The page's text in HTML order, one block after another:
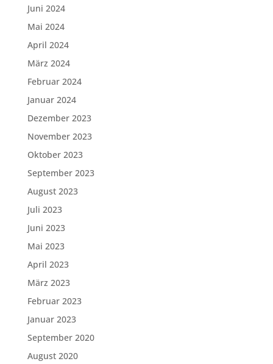
Juni 2024
Mai 2024
April 2024
März 2024
Februar 2024
Januar 2024
Dezember 2023
November 2023
Oktober 2023
September 2023
August 2023
Juli 2023
Juni 2023
Mai 2023
April 2023
März 2023
Februar 2023
Januar 2023
September 2020
August 2020